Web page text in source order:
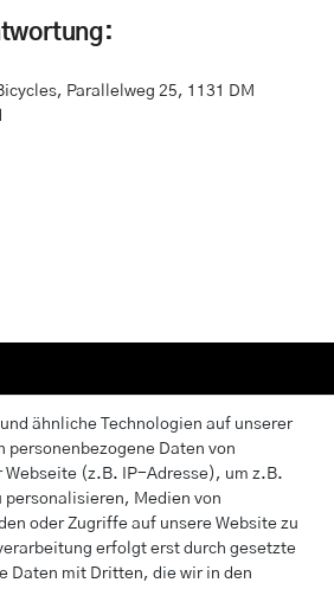
, Parallelweg 25, 1131 DM
ähnliche Technologien auf unserer
personenbezogene Daten von
Webseite (z.B. IP-Adresse), um z.B.
personalisieren, Medien von
oder Zugriffe auf unsere Website zu
erfolgt erst durch gesetzte
Daten mit Dritten, die wir in den